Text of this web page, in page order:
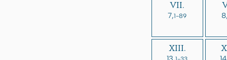
VII.
7,1-89
XIII.